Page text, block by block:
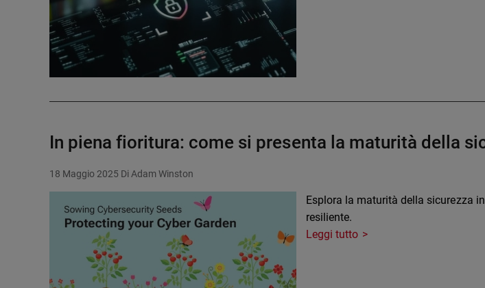
In piena fioritura: come si presenta la maturità della
18 Maggio 2025 Di Adam Winston
Esplora la maturità della sicurezza
resiliente.
Leggi tutto